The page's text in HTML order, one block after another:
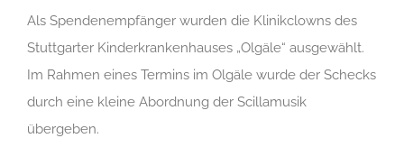
Als Spendenempfänger wurden die Klinikclowns des
Stuttgarter Kinderkrankenhauses „Olgäle“ ausgewählt.
Im Rahmen eines Termins im Olgäle wurde der Schecks
durch eine kleine Abordnung der Scillamusik
übergeben.